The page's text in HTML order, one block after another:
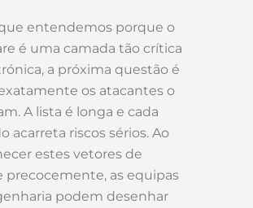
entendemos porque o
é uma camada tão crítica
a próxima questão é
os atacantes o
A lista é longa e cada
acarreta riscos sérios. Ao
estes vetores de
precocemente, as equipas
podem desenhar